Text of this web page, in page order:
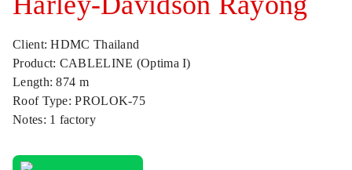
Client: HDMC Thailand
Product: CABLELINE (Optima I)
Length: 874 m
Roof Type: PROLOK-75
Notes: 1 factory